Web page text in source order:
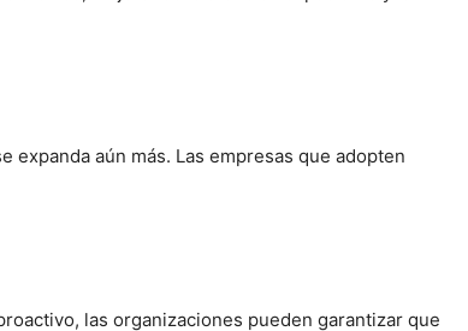
aún más. Las empresas que adopten
las organizaciones pueden garantizar que